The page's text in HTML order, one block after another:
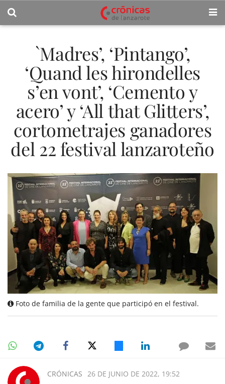
`Madres’, ‘Pintango’,
‘Quand les hirondelles
s’en vont’, ‘Cemento y
acero’ y ‘All that Glitters’,
cortometrajes ganadores
del 22 festival lanzaroteño
Foto de familia de la gente que participó en el festival.
CRÓNICAS 26 DE JUNIO DE 2022, 19:52